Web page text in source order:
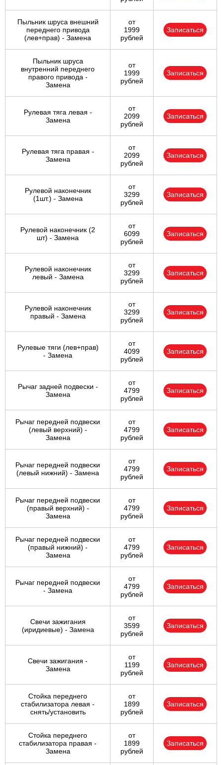
Пыльник шруса внешний
переднего привода
(лев+прав) - Замена
от
1999
рублей
Записаться
Пыльник шруса
внутренний переднего
правого привода -
Замена
от
1999
рублей
Записаться
Рулевая тяга левая -
Замена
от
2099
рублей
Записаться
Рулевая тяга правая -
Замена
от
2099
рублей
Записаться
Рулевой наконечник
(1шт.) - Замена
от
3299
рублей
Записаться
Рулевой наконечник (2
шт) - Замена
от
6099
рублей
Записаться
Рулевой наконечник
левый - Замена
от
3299
рублей
Записаться
Рулевой наконечник
правый - Замена
от
3299
рублей
Записаться
Рулевые тяги (лев+прав)
- Замена
от
4099
рублей
Записаться
Рычаг задней подвески -
Замена
от
4799
рублей
Записаться
Рычаг передней подвески
(левый верхний) -
Замена
от
4799
рублей
Записаться
Рычаг передней подвески
(левый нижний) - Замена
от
4799
рублей
Записаться
Рычаг передней подвески
(правый верхний) -
Замена
от
4799
рублей
Записаться
Рычаг передней подвески
(правый нижний) -
Замена
от
4799
рублей
Записаться
Рычаг передней подвески
- Замена
от
4799
рублей
Записаться
Свечи зажигания
(иридиевые) - Замена
от
3599
рублей
Записаться
Свечи зажигания -
Замена
от
1199
рублей
Записаться
Стойка переднего
стабилизатора левая -
снять/установить
от
1899
рублей
Записаться
Стойка переднего
стабилизатора правая -
Замена
от
1899
рублей
Записаться